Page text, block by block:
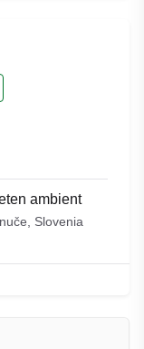
ambient
Slovenia